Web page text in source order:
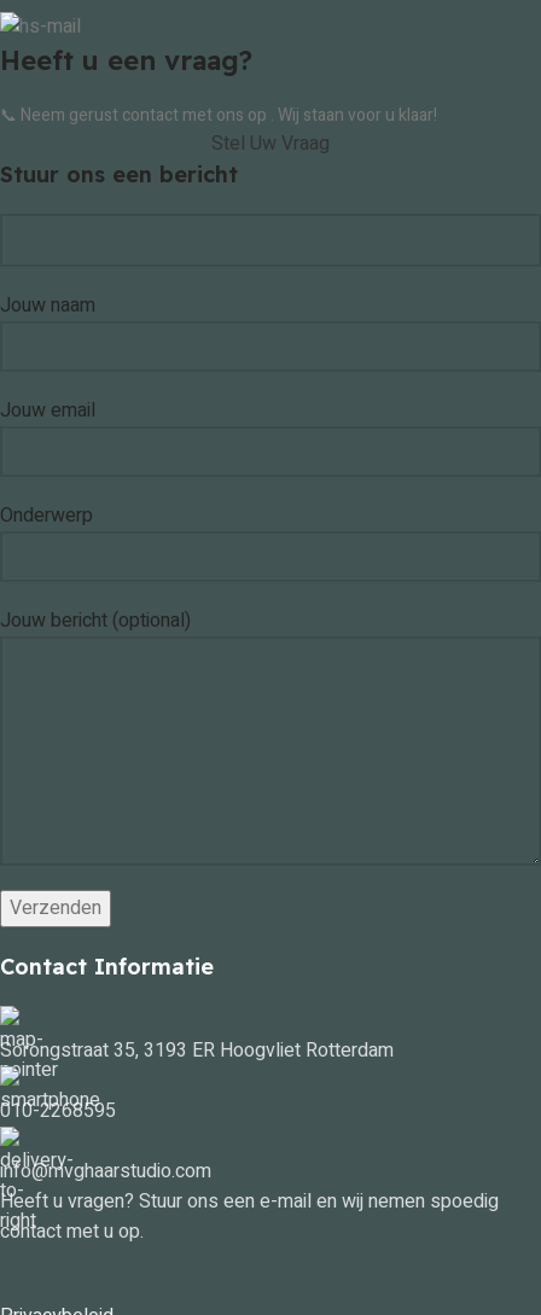
Heeft u een vraag?
📞 Neem gerust contact met ons op . Wij staan voor u klaar!
Stel Uw Vraag
Stuur ons een bericht
Jouw naam
Jouw email
Onderwerp
Jouw bericht (optional)
Contact Informatie
Sorongstraat 35, 3193 ER Hoogvliet Rotterdam
010-2268595
info@mvghaarstudio.com
Heeft u vragen? Stuur ons een e-mail en wij nemen spoedig
contact met u op.